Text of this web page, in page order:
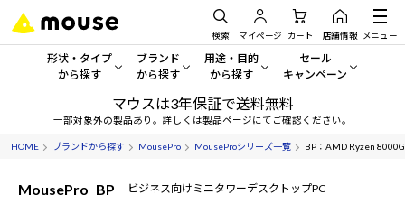
検索 マイページ カート 店舗情報 メニュー
形状・タイプ
から探す
形状・タイプから探す をすべてみる
デスクトップPC
ノートPC
ブランド
から探す
mouse
G TUNE
NEXTGEAR
用途・目的
から探す
一般向けパソコン
ゲーミングPC・ゲーム向けパソコン
クリエイティブ向け
セール
キャンペーン
セール・キャンペー
期間限定セール
マウスは3年保証で送料無料
一部対象外の製品あり。詳しくは製品ページにてご確認ください。
HOME ブランドから探す MousePro MouseProシリーズ一覧 BP：AMD Ryzen
MousePro BP ビジネス向けミニタワーデスクトップPC